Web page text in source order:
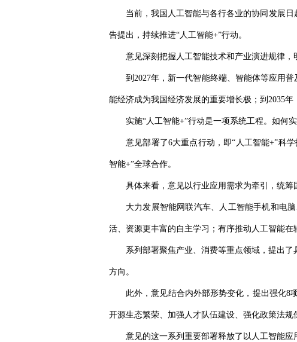
当前，我国人工智能与各行各业的协同发展
告提出，持续推进“人工智能+”行动。
意见深刻把握人工智能技术和产业演进规律，
到2027年，新一代智能终端、智能体等应用
能经济成为我国经济发展的重要增长极；到2035
实施“人工智能+”行动是一项系统工程。如何
意见部署了6大重点行动，即“人工智能+”科
智能+”全球合作。
具体来看，意见以行业应用需求为牵引，统筹
大力发展智能网联汽车、人工智能手机和电
活、资源更丰富的自主学习；有序推动人工智能
系列部署聚焦产业、消费等重点领域，提出
方向。
此外，意见结合内外部形势变化，提出强化8
开源生态繁荣、加强人才队伍建设、强化政策法规
意见的这一系列重要部署释放了以人工智能